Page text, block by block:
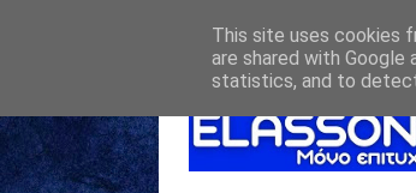
This site uses cookies
are shared with
statistics, and to